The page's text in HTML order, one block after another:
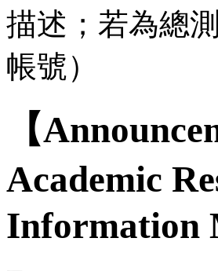
描述；若為總
帳號）
【
Academic
Information